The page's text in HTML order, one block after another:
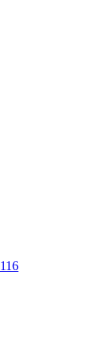
116